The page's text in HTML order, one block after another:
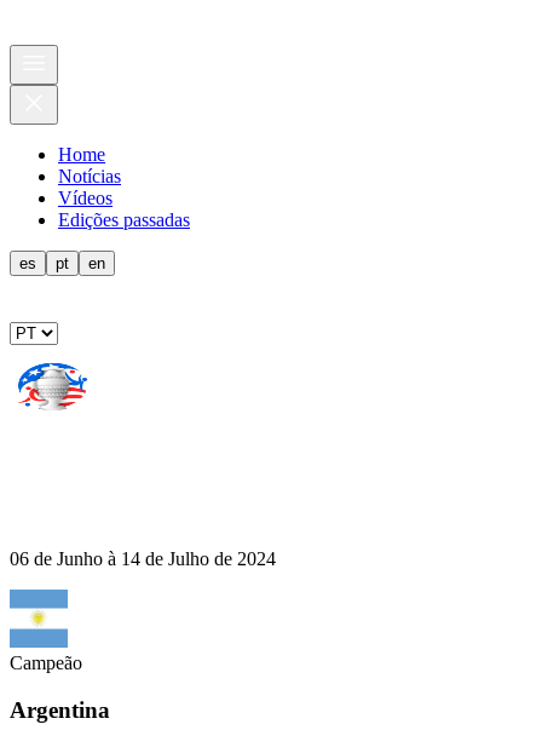
Home
Notícias
Vídeos
Edições passadas
es pt en
06 de Junho à 14 de Julho de 2024
Campeão
Argentina